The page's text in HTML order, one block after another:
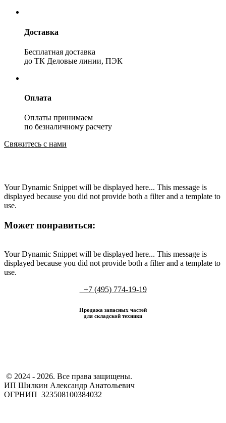
Доставка
Бесплатная доставка
до ТК Деловые линии, ПЭК
Оплата
Оплаты принимаем
по безналичному расчету
Свяжитесь с нами
Your Dynamic Snippet will be displayed here... This message is
displayed because you did not provide both a filter and a template to
use.
Может понравиться:
Your Dynamic Snippet will be displayed here... This message is
displayed because you did not provide both a filter and a template to
use.
+7 (495) 774-19-19
Продажа запасных частей
для складской техники
​ © 2024 - 2026. Все права защищены.
ИП Шилкин Александр Анатольевич
ОГРНИП 323508100384032